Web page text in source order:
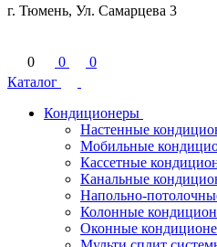
г. Тюмень, Ул. Самарцева 3
0 0
0
Каталог
Кондиционеры
Настенные
Мобильные
Кассетные
Канальные
Напольно-
Колонные
Оконные